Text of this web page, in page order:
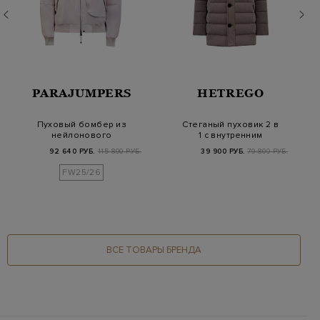
PARAJUMPERS
Пуховый бомбер из
нейлонового
воро…
92 640 РУБ. 115 800 РУБ.
FW25/26
HETREGO
Стеганый пуховик 2 в
1 с внутренним
39 900 РУБ. 79 800 РУБ.
ВСЕ ТОВАРЫ БРЕНДА